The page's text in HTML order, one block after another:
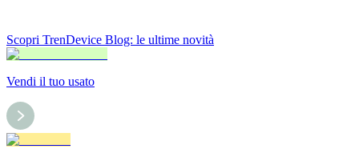
Scopri TrenDevice Blog: le ultime novità
Vendi il tuo usato